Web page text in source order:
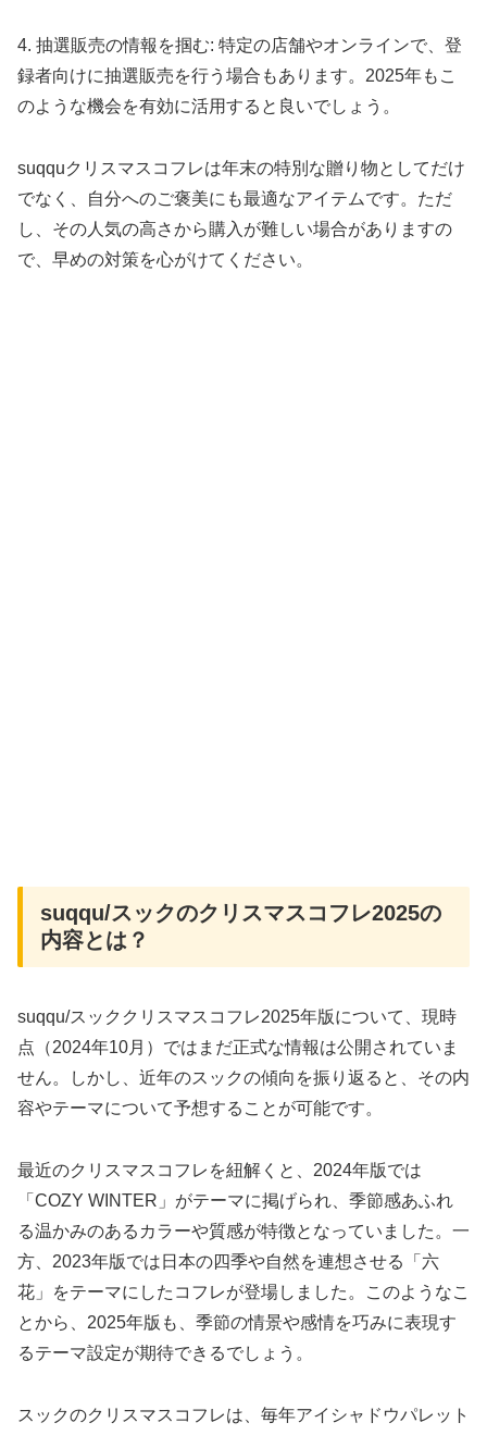
4. 抽選販売の情報を掴む: 特定の店舗やオンラインで、登
録者向けに抽選販売を行う場合もあります。2025年もこ
のような機会を有効に活用すると良いでしょう。
suqquクリスマスコフレは年末の特別な贈り物としてだけ
でなく、自分へのご褒美にも最適なアイテムです。ただ
し、その人気の高さから購入が難しい場合がありますの
で、早めの対策を心がけてください。
suqqu/スックのクリスマスコフレ2025の
内容とは？
suqqu/スッククリスマスコフレ2025年版について、現時
点（2024年10月）ではまだ正式な情報は公開されていま
せん。しかし、近年のスックの傾向を振り返ると、その内
容やテーマについて予想することが可能です。
最近のクリスマスコフレを紐解くと、2024年版では
「COZY WINTER」がテーマに掲げられ、季節感あふれ
る温かみのあるカラーや質感が特徴となっていました。一
方、2023年版では日本の四季や自然を連想させる「六
花」をテーマにしたコフレが登場しました。このようなこ
とから、2025年版も、季節の情景や感情を巧みに表現す
るテーマ設定が期待できるでしょう。
スックのクリスマスコフレは、毎年アイシャドウパレット